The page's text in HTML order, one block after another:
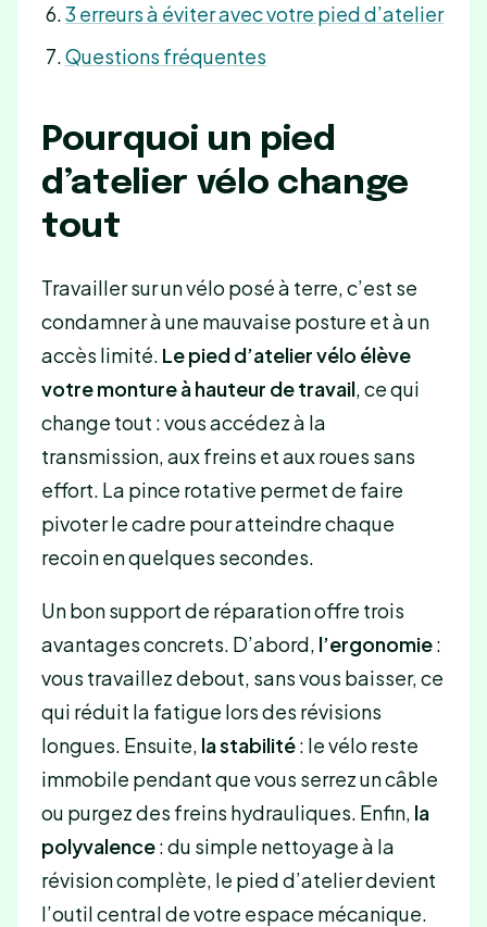
3 erreurs à éviter avec votre pied d’atelier
Questions fréquentes
Pourquoi un pied
d’atelier vélo change
tout
Travailler sur un vélo posé à terre, c’est se
condamner à une mauvaise posture et à un
accès limité. Le pied d’atelier vélo élève
votre monture à hauteur de travail, ce qui
change tout : vous accédez à la
transmission, aux freins et aux roues sans
effort. La pince rotative permet de faire
pivoter le cadre pour atteindre chaque
recoin en quelques secondes.
Un bon support de réparation offre trois
avantages concrets. D’abord, l’ergonomie:
vous travaillez debout, sans vous baisser, ce
qui réduit la fatigue lors des révisions
longues. Ensuite, la stabilité: le vélo reste
immobile pendant que vous serrez un câble
ou purgez des freins hydrauliques. Enfin, la
polyvalence: du simple nettoyage à la
révision complète, le pied d’atelier devient
l’outil central de votre espace mécanique.